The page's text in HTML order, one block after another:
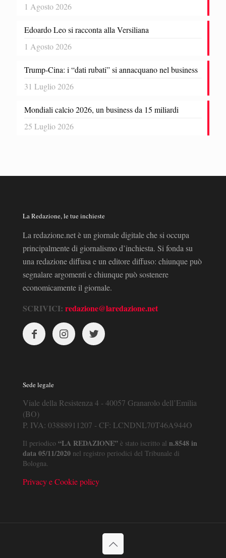
1 Agosto 2026
Edoardo Leo si racconta alla Versiliana
1 Agosto 2026
Trump-Cina: i “dati rubati” si annacquano nel business
31 Luglio 2026
Mondiali calcio 2026, un business da 15 miliardi
25 Luglio 2026
La Redazione, le tue inchieste
La redazione.net è un giornale digitale che si occupa
principalmente di giornalismo d’inchiesta. Si fonda su
una redazione diffusa e un editore diffuso: chiunque può
segnalare argomenti e chiunque può sostenere
economicamente il giornale.
SCRIVICI: redazione@laredazione.net
Sede legale
Viale della Resistenza 4 - 40057 Granarolo dell’Emilia
(BO)
P. IVA: 03888911207 - CF: LCNDNL70T46A944O
Il periodico “LA REDAZIONE” è stato iscritto al n.8548 in
data 05/11/2020 nel registro periodici del Tribunale di
Bologna.
Privacy e Cookie policy